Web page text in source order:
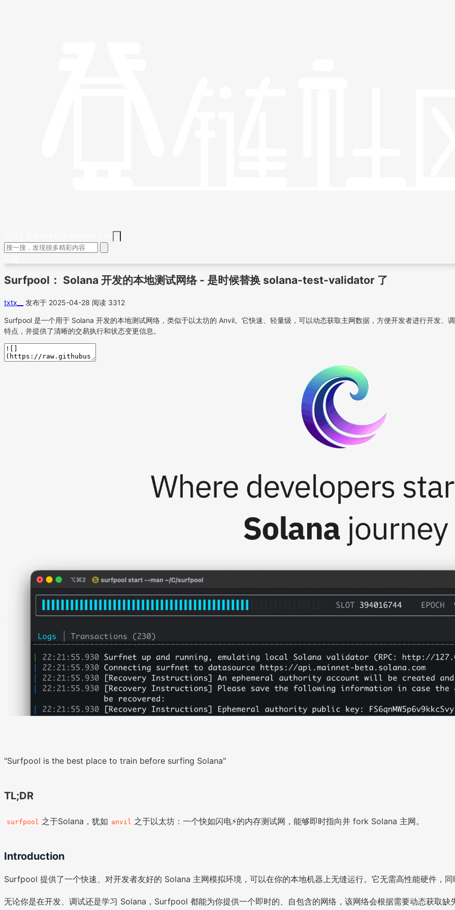
Surfpool： Solana 开发的本地测试网络 - 是时候替换 solana-test-validator 了
txtx__ 发布于 2025-04-28 阅读 3312
Surfpool 是一个用于 Solana 开发的本地测试网络，类似于以太坊的 Anvil。它快速、轻量级，可以动态获取主网数据，方便开发者进行开发
特点，并提供了清晰的交易执行和状态变更信息。
"Surfpool is the best place to train before surfing Solana"
TL;DR
surfpool 之于Solana，犹如 anvil 之于以太坊：一个快如闪电⚡️的内存测试网，能够即时指向并 fork Solana 主网。
Introduction
Surfpool 提供了一个快速、对开发者友好的 Solana 主网模拟环境，可以在你的本地机器上无缝运行。它无需高性能硬件，
无论你是在开发、调试还是学习 Solana，Surfpool 都能为你提供一个即时的、自包含的网络，该网络会根据需要动态获取